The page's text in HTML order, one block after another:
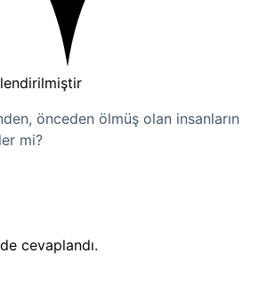
önceden ölmüş olan insanların
mi?
cevaplandı.